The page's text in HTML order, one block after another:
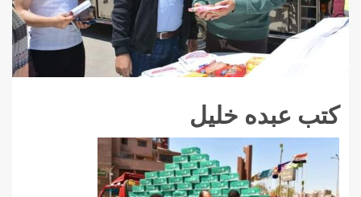
كتب عبده خليل